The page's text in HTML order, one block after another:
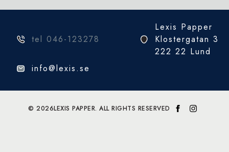
tel 046-123278
Lexis Papper
Klostergatan 3
222 22 Lund
info@lexis.se
© 2026LEXIS PAPPER. ALL RIGHTS RESERVED